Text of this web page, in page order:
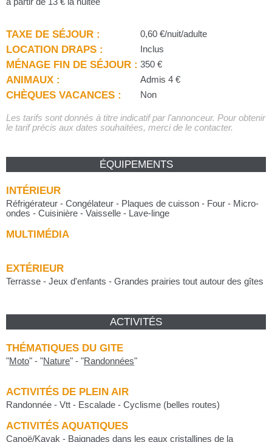
TAXE DE SÉJOUR : 0,60 €/nuit/adulte
LOCATION DRAPS : Inclus
MÉNAGE FIN DE SÉJOUR : 350 €
ANIMAUX : Admis 4 €
CHÈQUES VACANCES : Non
Les tarifs sont donnés à titre indicatif par l'annonceur. Pour obtenir
le tarif précis aux dates souhaitées, merci de le contacter.
ÉQUIPEMENTS
INTÉRIEUR
Réfrigérateur - Congélateur - Plaques de cuisson - Four - Micro-
ondes - Cuisinière - Vaisselle - Lave-linge
MULTIMÉDIA
EXTÉRIEUR
Terrasse - Jeux d'enfants - Grandes prairies tout autour des gîtes
ACTIVITÉS
THÉMATIQUES DU GITE
"Moto" - "Nature" - "Randonnées"
ACTIVITÉS DE PLEIN AIR
Randonnée - Vtt - Escalade - Cyclisme (belles routes)
ACTIVITÉS AQUATIQUES
Canoë/Kayak - Baignades dans les eaux cristallines de la